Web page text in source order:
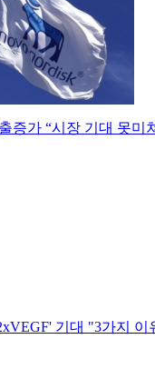
증가 “시장 기대 못미
기대 "3가지 이